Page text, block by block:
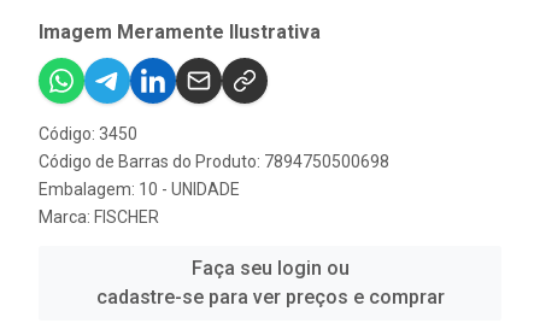
Imagem Meramente Ilustrativa
Código: 3450
Código de Barras do Produto: 7894750500698
Embalagem: 10 - UNIDADE
Marca: FISCHER
Faça seu login ou
cadastre-se para ver preços e comprar